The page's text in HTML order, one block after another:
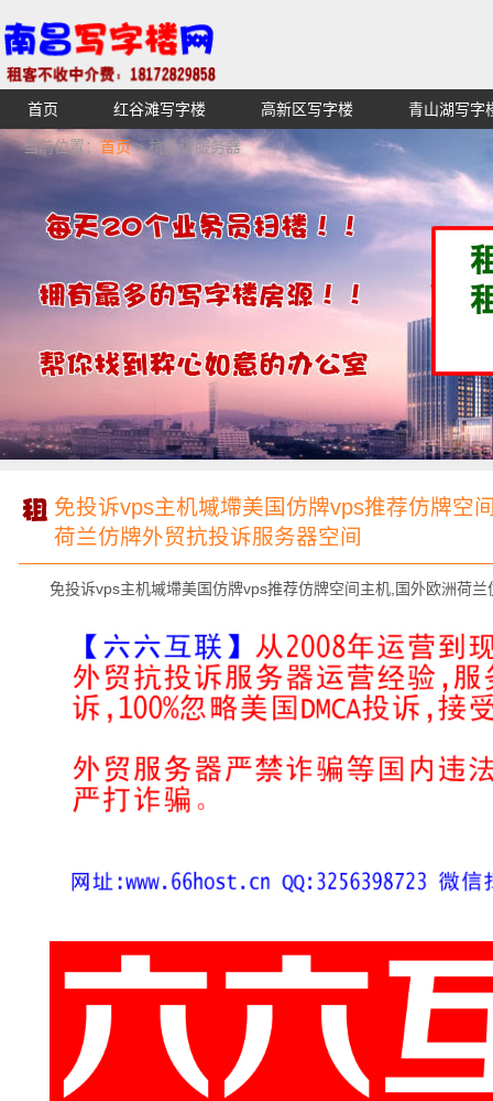
【不收中介费】南昌写字楼出租租赁招租出售,找高端高
湖青云谱写字楼
首页 红谷滩写字楼 高新区写字楼 青山湖写字
当前位置： 首页> 抗投诉服务器
免投诉vps主机墄墆美国仿牌vps推荐仿牌空
荷兰仿牌外贸抗投诉服务器空间
免投诉vps主机墄墆美国仿牌vps推荐仿牌空间主机,国外欧洲荷